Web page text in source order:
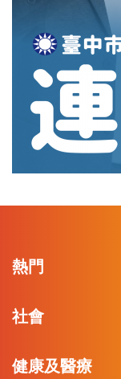
熱門
社會
健康及醫療